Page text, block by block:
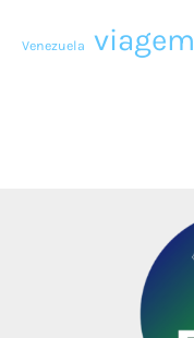
Venezuela viagem